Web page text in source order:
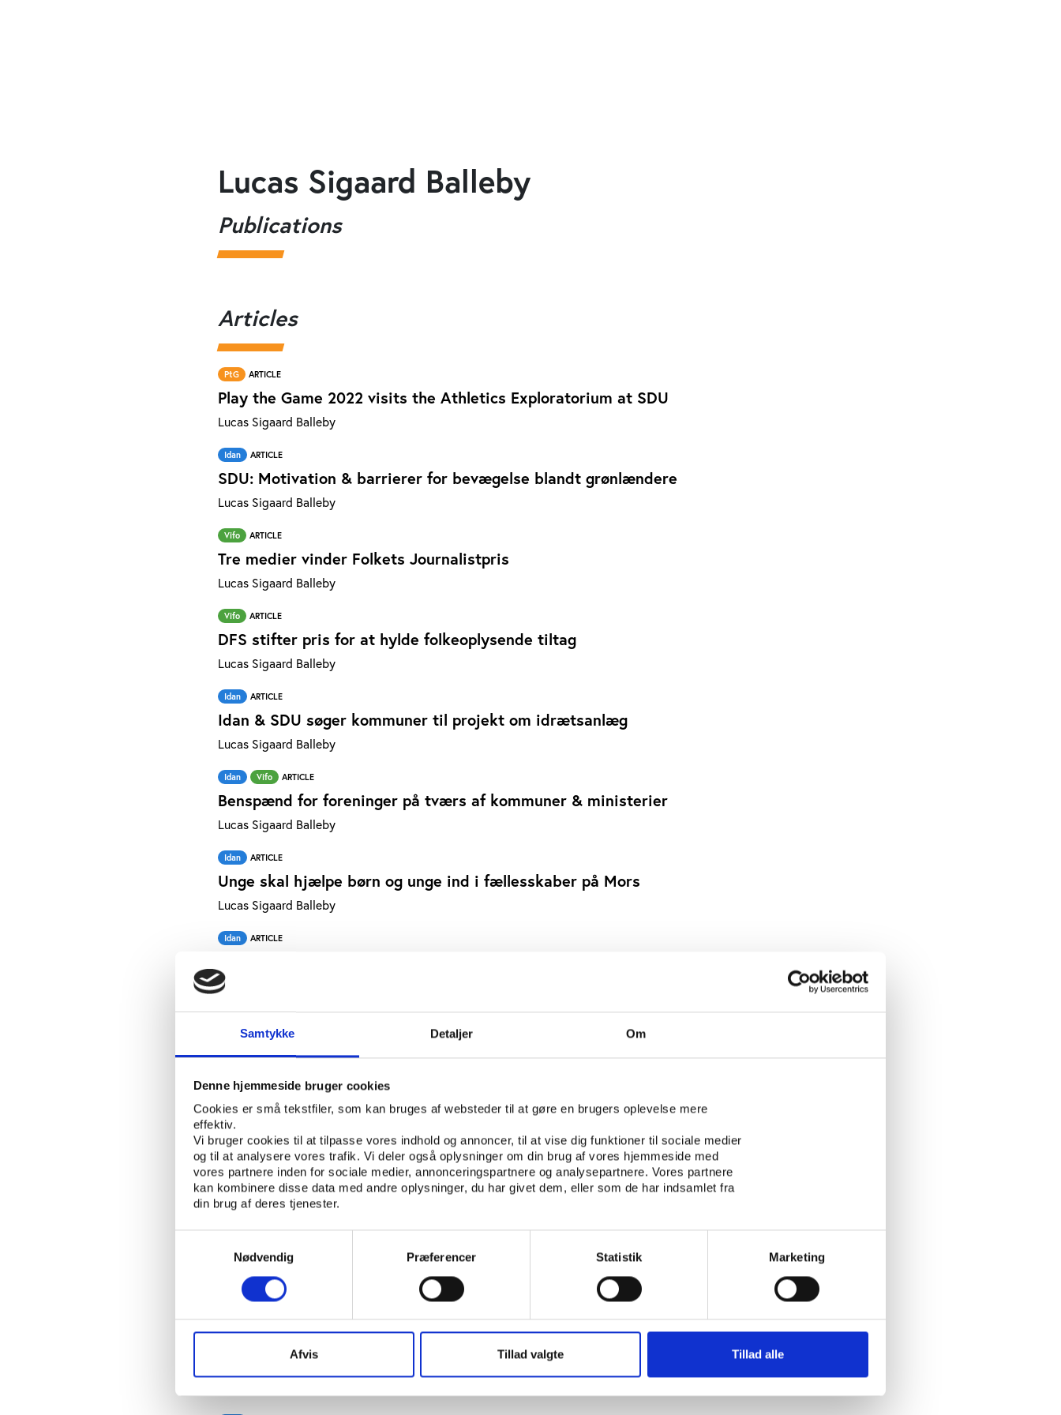
Samtykke Detaljer Om
Denne hjemmeside bruger cookies
Cookies er små tekstfiler, som kan bruges af websteder til at gøre en brugers oplevelse mere
effektiv.
Vi bruger cookies til at tilpasse vores indhold og annoncer, til at vise dig funktioner til sociale medier
og til at analysere vores trafik. Vi deler også oplysninger om din brug af vores hjemmeside med
vores partnere inden for sociale medier, annonceringspartnere og analysepartnere. Vores partnere
kan kombinere disse data med andre oplysninger, du har givet dem, eller som de har indsamlet fra
din brug af deres tjenester.
Nødvendig
Præferencer Statistik Marketing
Afvis Tillad valgte Tillad alle
Lucas Sigaard Balleby
Publications
Articles
PtG ARTICLE
Play the Game 2022 visits the Athletics Exploratorium at SDU
Lucas Sigaard Balleby
Idan ARTICLE
SDU: Motivation & barrierer for bevægelse blandt grønlændere
Lucas Sigaard Balleby
Vifo ARTICLE
Tre medier vinder Folkets Journalistpris
Lucas Sigaard Balleby
Vifo ARTICLE
DFS stifter pris for at hylde folkeoplysende tiltag
Lucas Sigaard Balleby
Idan ARTICLE
Idan & SDU søger kommuner til projekt om idrætsanlæg
Lucas Sigaard Balleby
Idan Vifo ARTICLE
Benspænd for foreninger på tværs af kommuner & ministerier
Lucas Sigaard Balleby
Idan ARTICLE
Unge skal hjælpe børn og unge ind i fællesskaber på Mors
Lucas Sigaard Balleby
Idan ARTICLE
Lucas Sigaard Balleby
Udvikling af lederuddannelserne i FDF og KFUM-Spejderne
Idan evaluerer nye spilformer for DHF
Lucas Sigaard Balleby
Idan ARTICLE
Idan skal sætte viden i spil til Idrættens Branchedage 2022
Lucas Sigaard Balleby
Idan ARTICLE
Idan ser på små børns idrætsdeltagelse
Der er ønske om styrketræning i forening men få faciliteter